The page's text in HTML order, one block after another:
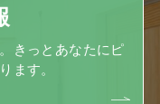
きっとあなたにピ
ます。